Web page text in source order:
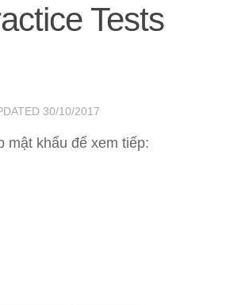
Tests
30/10/2017
mật khẩu để xem tiếp: